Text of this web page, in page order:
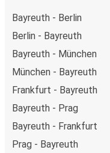
Bayreuth - Berlin
Berlin - Bayreuth
Bayreuth - München
München - Bayreuth
Frankfurt - Bayreuth
Bayreuth - Prag
Bayreuth - Frankfurt
Prag - Bayreuth